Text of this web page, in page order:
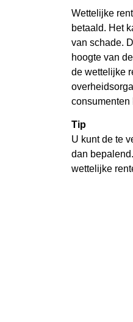
Wettelijke
betaald. Het
van schade.
hoogte van
de wettelijke
consumenten
Tip
U kunt de te
dan
wettelijke